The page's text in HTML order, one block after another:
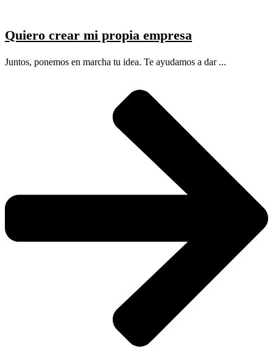
Quiero crear mi propia empresa
Juntos, ponemos en marcha tu idea. Te ayudamos a dar ...